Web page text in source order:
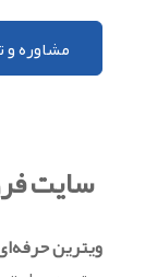
مشاوره
سایت
ویترین